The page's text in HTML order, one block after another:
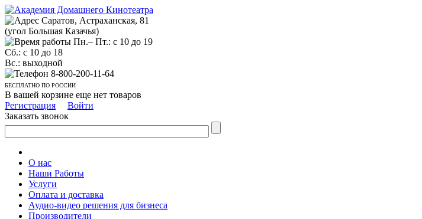
Саратов, Астраханская, 81
(угол Большая Казачья)
Пн.– Пт.: с 10 до 19
Сб.: с 10 до 18
Вс.: выходной
8-800-200-11-64
БЕСПЛАТНО ПО РОССИИ
В вашей корзине еще нет товаров
Регистрация
Войти
Заказать звонок
О нас
Наши Работы
Услуги
Оплата и доставка
Аудио-видео решения для бизнеса
Производители